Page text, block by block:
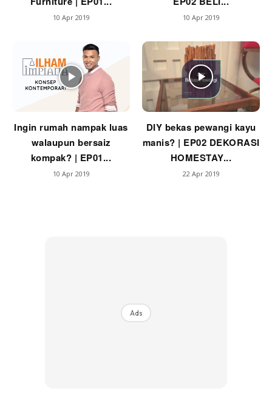
10 Apr 2019 10 Apr 2019
Ingin rumah nampak luas
walaupun bersaiz
kompak? | EP01...
10 Apr 2019
DIY bekas pewangi kayu
manis? | EP02 DEKORASI
HOMESTAY...
22 Apr 2019
Ads